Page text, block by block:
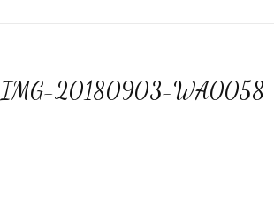
IMG-20180903-WA0058